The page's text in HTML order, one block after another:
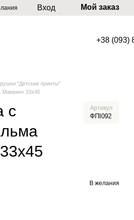
Вход Мой заказ
+38 (093)
"Детские принты"
Маквин» 33х45
с
Артикул
ФПІ092
В желания